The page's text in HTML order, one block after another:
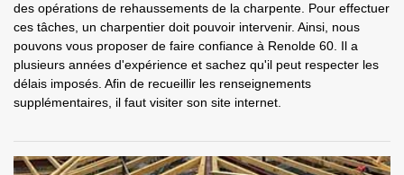
des opérations de rehaussements de la charpente. Pour effectuer
ces tâches, un charpentier doit pouvoir intervenir. Ainsi, nous
pouvons vous proposer de faire confiance à Renolde 60. Il a
plusieurs années d'expérience et sachez qu'il peut respecter les
délais imposés. Afin de recueillir les renseignements
supplémentaires, il faut visiter son site internet.